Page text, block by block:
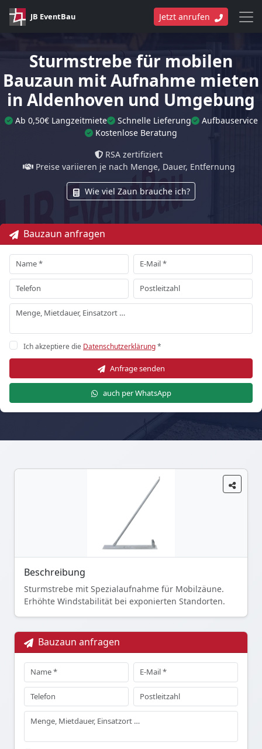
JB EventBau Jetzt anrufen
Sturmstrebe für mobilen
Bauzaun mit Aufnahme mieten
in Aldenhoven und Umgebung
Ab 0,50€ Langzeitmiete Schnelle Lieferung
Aufbauservice
Kostenlose Beratung
RSA zertifiziert
Preise variieren je nach Menge, Dauer, Entfernung
Wie viel Zaun brauche ich?
Bauzaun anfragen
Ich akzeptiere die Datenschutzerklärung*
Anfrage senden
auch per WhatsApp
Beschreibung
Sturmstrebe mit Spezialaufnahme für Mobilzäune.
Erhöhte Windstabilität bei exponierten Standorten.
Bauzaun anfragen